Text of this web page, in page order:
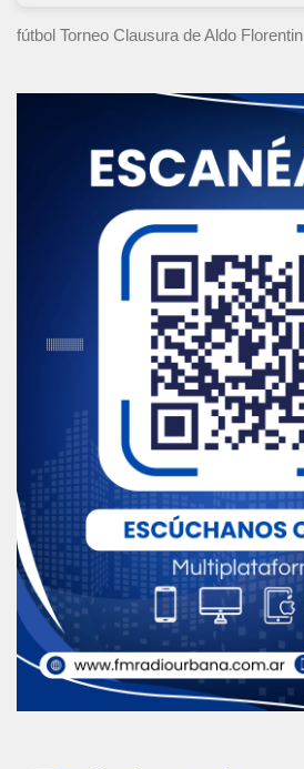
fútbol Torneo Clausura de Aldo Florentin